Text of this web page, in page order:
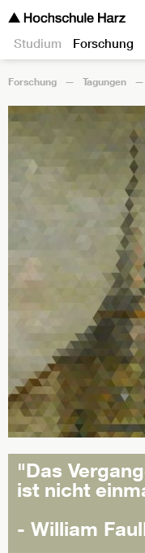
Studium Forschung
Forschung Tagungen
"Das
ist nicht
- William